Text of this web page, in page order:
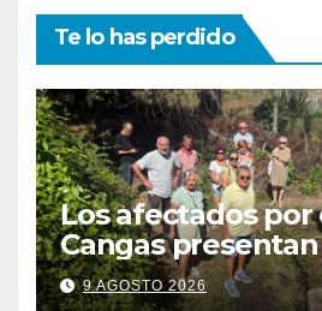
Te lo has perdido
Los afectados por
Cangas
recurso: “Lo
9 AGOSTO 2026